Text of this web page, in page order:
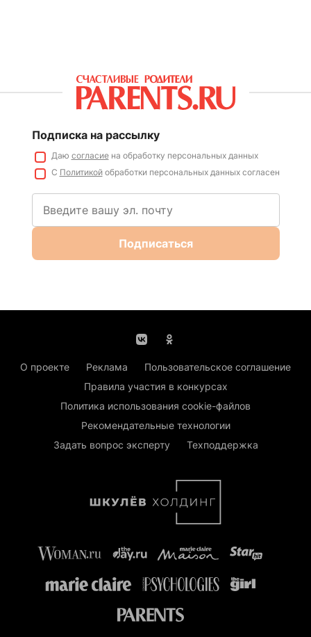
Подписка на рассылку
Даю согласиена обработку персональных данных
С Политикойобработки персональных данных согласен
Подписаться
О проекте Реклама
Пользовательское соглашение
Правила участия в конкурсах
Политика использования cookie-файлов
Рекомендательные технологии
Задать вопрос эксперту
Техподдержка